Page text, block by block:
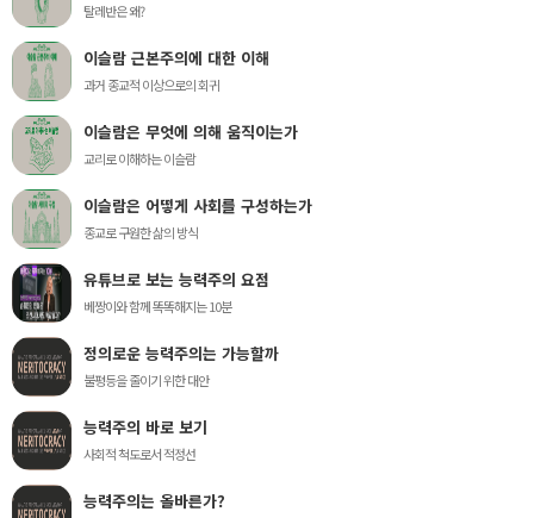
탈레반은 왜?
이슬람 근본주의에 대한 이해
과거 종교적 이상으로의 회귀
이슬람은 무엇에 의해 움직이는가
교리로 이해하는 이슬람
이슬람은 어떻게 사회를 구성하는가
종교로 구원한 삶의 방식
유튜브로 보는 능력주의 요점
베짱이와 함께 똑똑해지는 10분
정의로운 능력주의는 가능할까
불평등을 줄이기 위한 대안
능력주의 바로 보기
사회적 척도로서 적정선
능력주의는 올바른가?